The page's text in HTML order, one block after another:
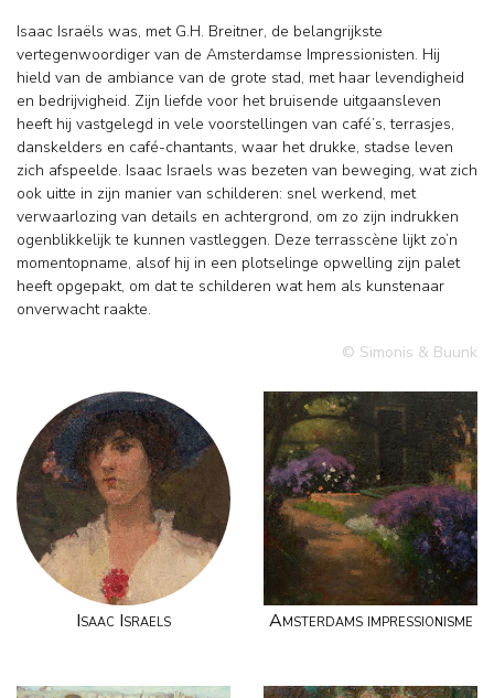
Isaac Israëls was, met G.H. Breitner, de belangrijkste
vertegenwoordiger van de Amsterdamse Impressionisten. Hij
hield van de ambiance van de grote stad, met haar levendigheid
en bedrijvigheid. Zijn liefde voor het bruisende uitgaansleven
heeft hij vastgelegd in vele voorstellingen van café’s, terrasjes,
danskelders en café-chantants, waar het drukke, stadse leven
zich afspeelde. Isaac Israels was bezeten van beweging, wat zich
ook uitte in zijn manier van schilderen: snel werkend, met
verwaarlozing van details en achtergrond, om zo zijn indrukken
ogenblikkelijk te kunnen vastleggen. Deze terrasscène lijkt zo’n
momentopname, alsof hij in een plotselinge opwelling zijn palet
heeft opgepakt, om dat te schilderen wat hem als kunstenaar
onverwacht raakte.
© Simonis & Buunk
Isaac Israels Amsterdams impressionisme